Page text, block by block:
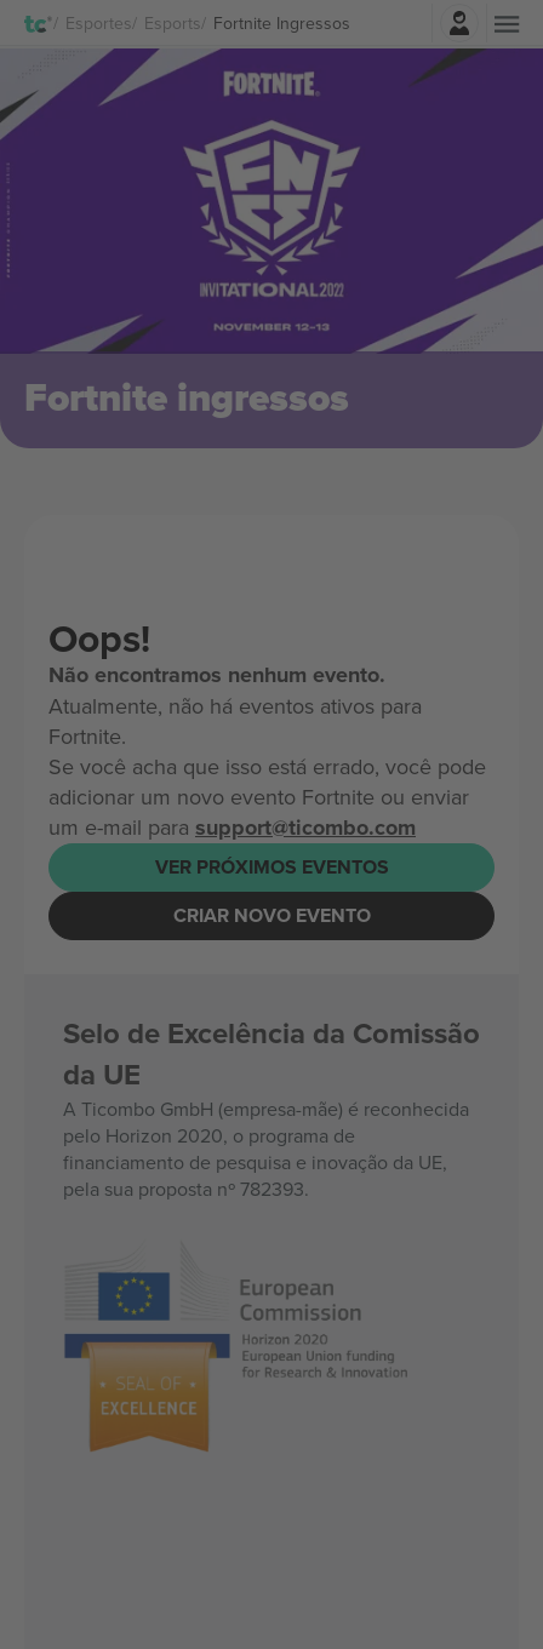
Esportes Esports Fortnite Ingressos
Entrar
Fortnite ingressos
Oops!
Não encontramos nenhum evento.
Atualmente, não há eventos ativos para
Fortnite.
Se você acha que isso está errado, você pode
adicionar um novo evento Fortnite ou enviar
um e-mail para support@ticombo.com
VER PRÓXIMOS EVENTOS
CRIAR NOVO EVENTO
Selo de Excelência da Comissão
da UE
A Ticombo GmbH (empresa-mãe) é reconhecida
pelo Horizon 2020, o programa de
financiamento de pesquisa e inovação da UE,
pela sua proposta nº 782393.